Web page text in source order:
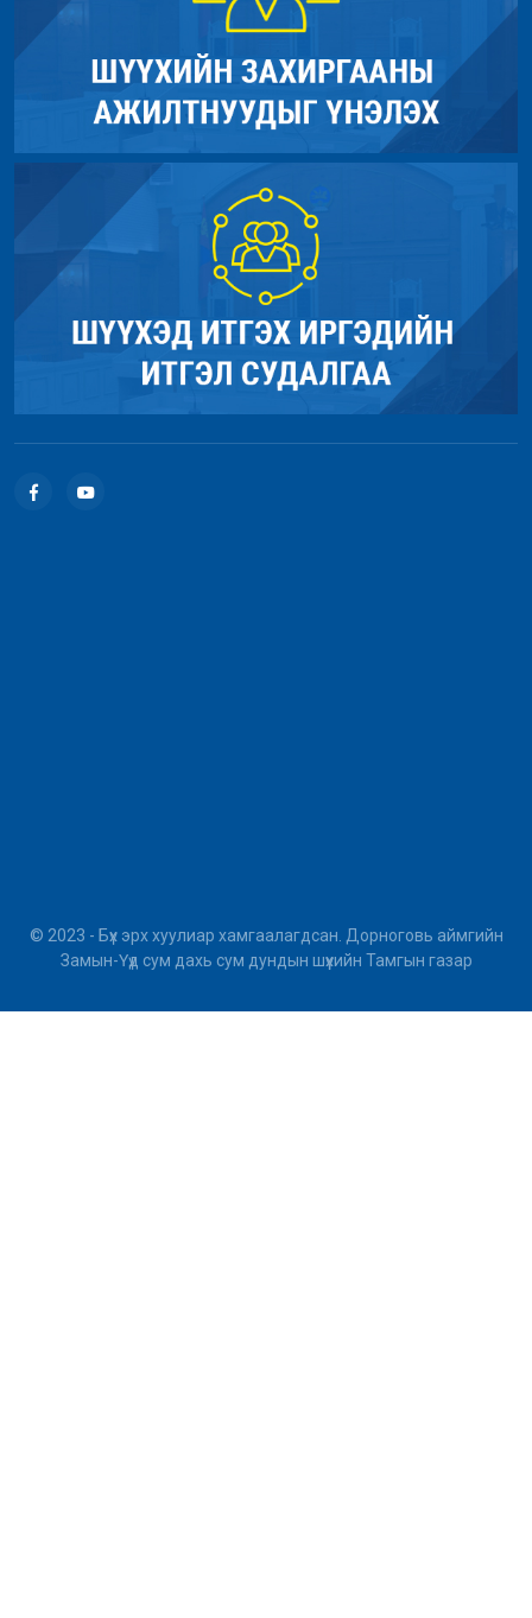
© 2023 - Бүх эрх хуулиар хамгаалагдсан. Дорноговь аймгийн
Замын-Үүд сум дахь сум дундын шүүхийн Тамгын газар